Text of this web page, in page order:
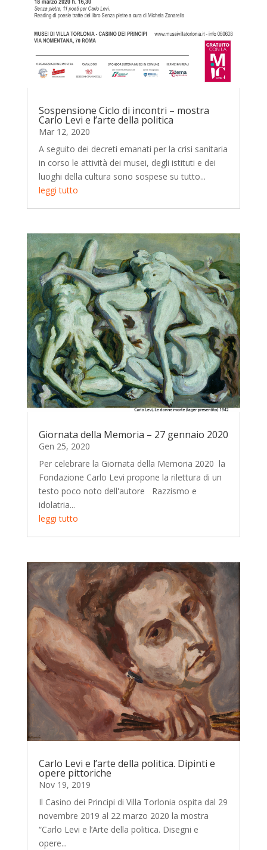
Sospensione Ciclo di incontri – mostra
Carlo Levi e l’arte della politica
Mar 12, 2020
A seguito dei decreti emanati per la crisi sanitaria
in corso le attività dei musei, degli istituti e dei
luoghi della cultura sono sospese su tutto...
leggi tutto
Giornata della Memoria – 27 gennaio 2020
Gen 25, 2020
Per celebrare la Giornata della Memoria 2020 la
Fondazione Carlo Levi propone la rilettura di un
testo poco noto dell'autore Razzismo e
idolatria...
leggi tutto
Carlo Levi e l’arte della politica. Dipinti e
opere pittoriche
Nov 19, 2019
Il Casino dei Principi di Villa Torlonia ospita dal 29
novembre 2019 al 22 marzo 2020 la mostra
“Carlo Levi e l’Arte della politica. Disegni e
opere...